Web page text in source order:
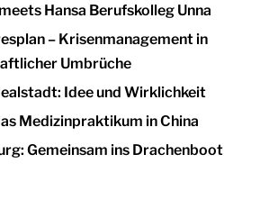
Hansa Berufskolleg Unna
– Krisenmanagement in
Umbrüche
Idee und Wirklichkeit
Medizinpraktikum in China
Gemeinsam ins Drachenboot